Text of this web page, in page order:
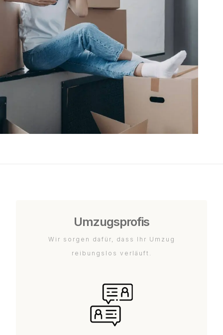
Umzugsprofis
Wir sorgen dafür, dass Ihr Umzug
reibungslos verläuft.